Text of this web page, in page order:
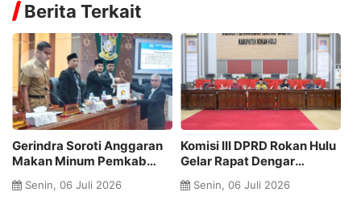
Berita Terkait
Gerindra Soroti Anggaran
Makan Minum Pemkab
hingga Rp20 Miliar
Senin, 06 Juli 2026
Komisi III DPRD Rokan Hulu
Gelar Rapat Dengar
Kesra dan Unit Layanan
Senin, 06 Juli 2026